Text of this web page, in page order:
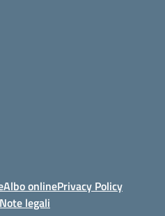
Albo onlinePrivacy Policy
Note legali